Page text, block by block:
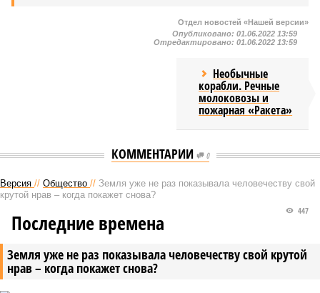
Отдел новостей «Нашей версии»
Опубликовано: 01.06.2022 13:59
Отредактировано: 01.06.2022 13:59
Необычные
корабли. Речные
молоковозы и
пожарная «Ракета»
КОММЕНТАРИИ 0
Версия // Общество // Земля уже не раз показывала человечеству свой
крутой нрав – когда покажет снова?
Земля уже не раз показывала человечеству свой крутой
нрав – когда покажет снова?
447
Последние времена